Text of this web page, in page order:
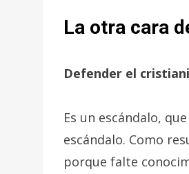
La otra cara
Defender el
Es un escándalo,
escándalo. Como
porque falte